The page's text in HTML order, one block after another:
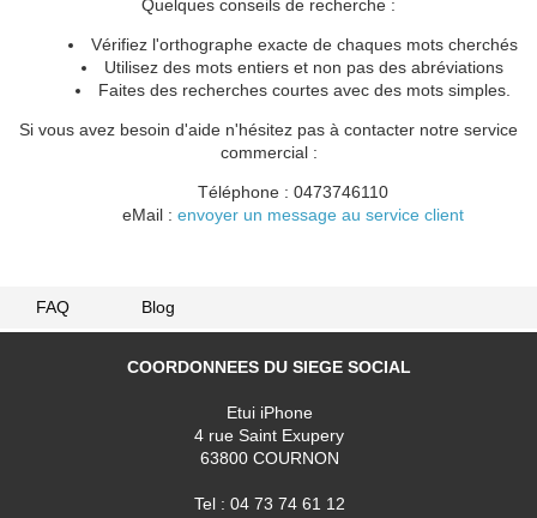
Quelques conseils de recherche :
Vérifiez l'orthographe exacte de chaques mots cherchés
Utilisez des mots entiers et non pas des abréviations
Faites des recherches courtes avec des mots simples.
Si vous avez besoin d'aide n'hésitez pas à contacter notre service
commercial :
Téléphone : 0473746110
eMail : envoyer un message au service client
FAQ Blog
COORDONNEES DU SIEGE SOCIAL
Etui iPhone
4 rue Saint Exupery
63800 COURNON
Tel : 04 73 74 61 12